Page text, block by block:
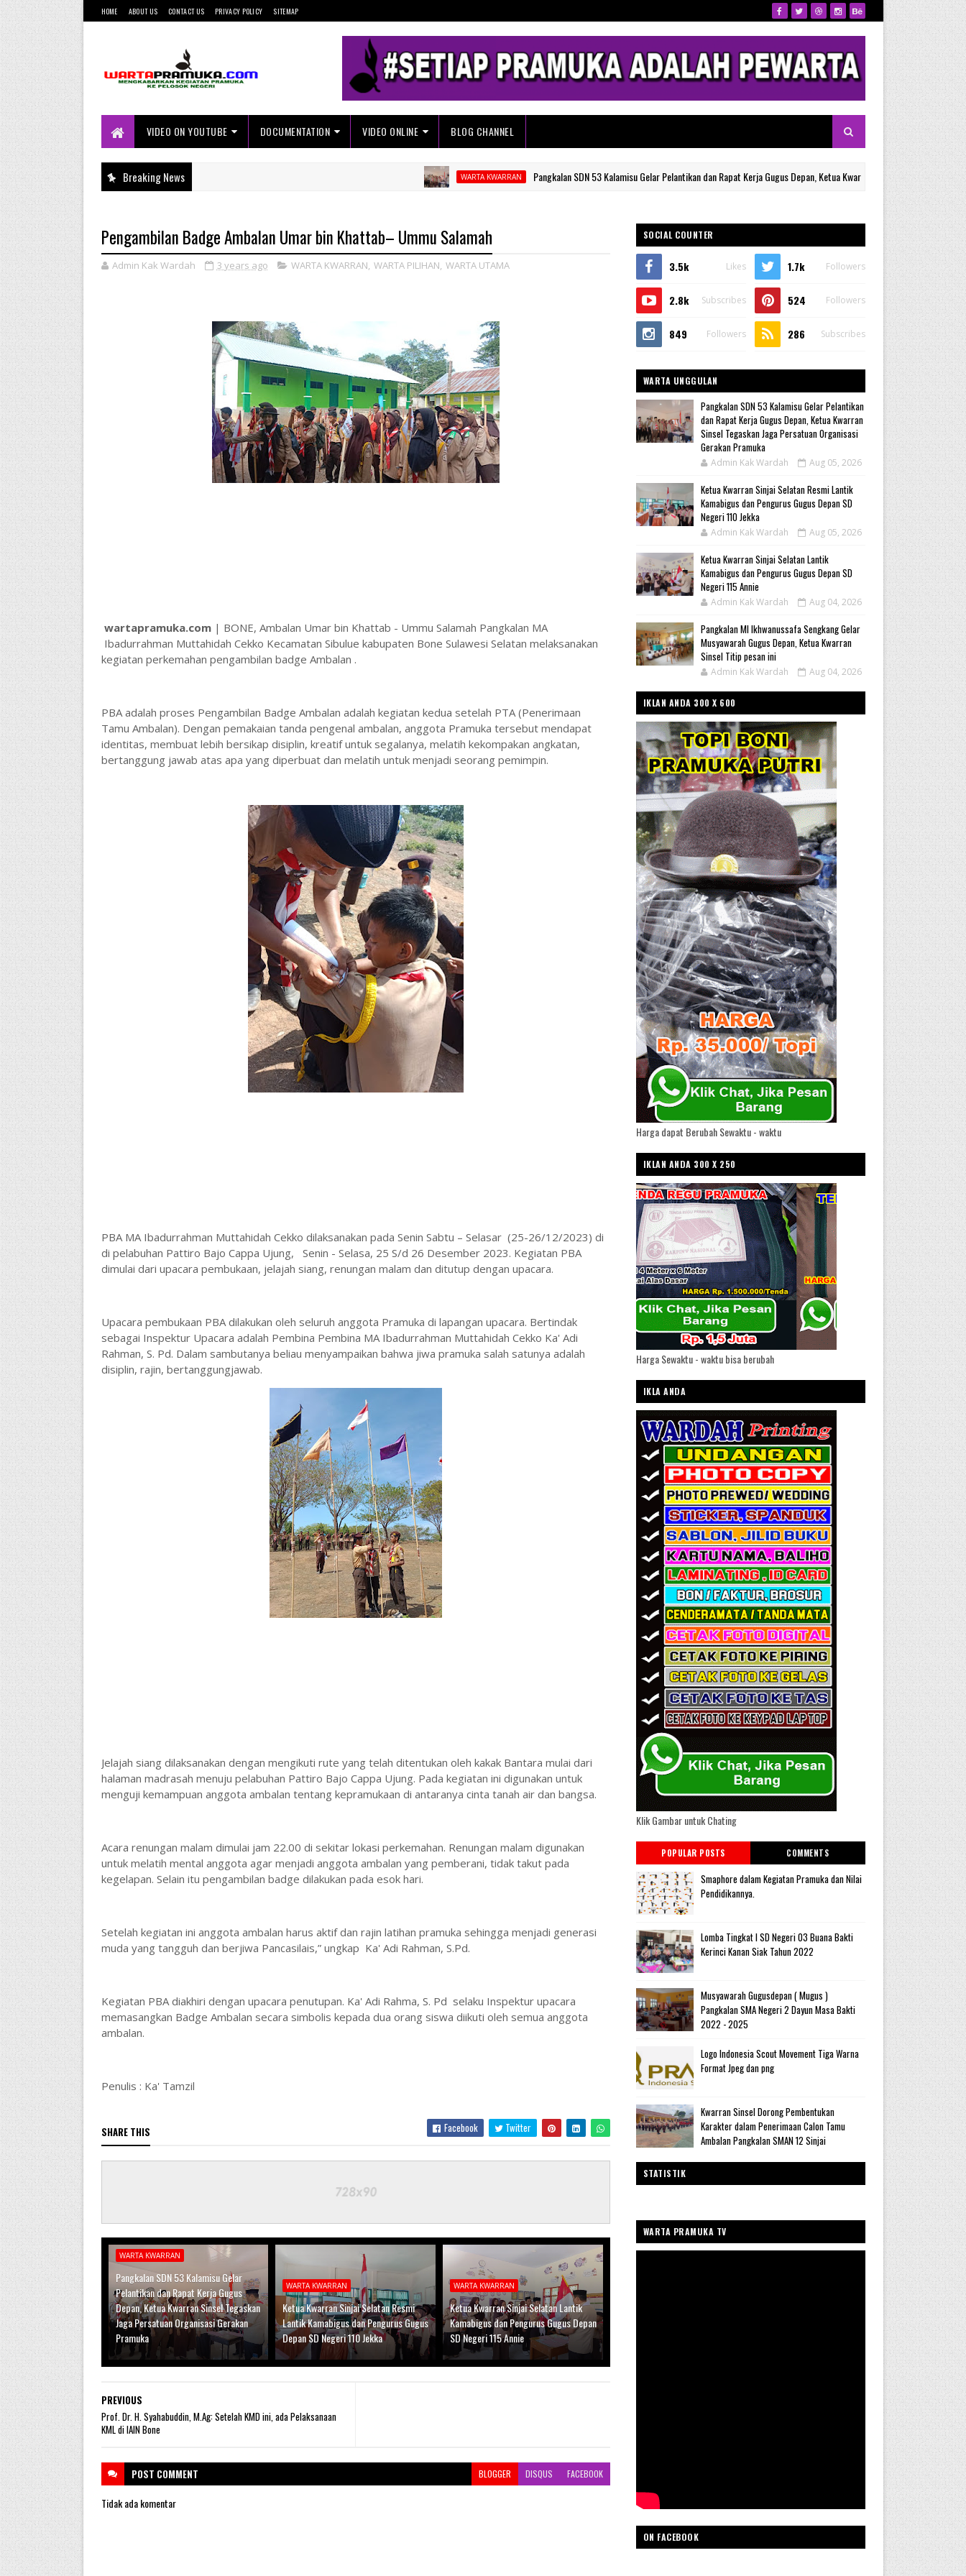
HOME ABOUT US CONTACT US PRIVACY POLICY SITEMAP
Pelosok Negeri
VIDEO ON YOUTUBE
DOCUMENTATION VIDEO ONLINE BLOG CHANNEL
Breaking News WARTA KWARRAN Pangkalan SDN 53 Kalamisu Gelar Pelantikan dan Rapat Kerja Gugus Depan, Ketua Kwarran Sinsel Tegaskan Jaga Persatuan
Pengambilan Badge Ambalan Umar bin Khattab– Ummu Salamah
Admin Kak Wardah 3 years ago WARTA KWARRAN, WARTA PILIHAN, WARTA UTAMA
wartapramuka.com| BONE, Ambalan Umar bin Khattab - Ummu Salamah Pangkalan MA
Ibadurrahman Muttahidah Cekko Kecamatan Sibulue kabupaten Bone Sulawesi Selatan melaksanakan
kegiatan perkemahan pengambilan badge Ambalan .
PBA adalah proses Pengambilan Badge Ambalan adalah kegiatan kedua setelah PTA (Penerimaan
Tamu Ambalan). Dengan pemakaian tanda pengenal ambalan, anggota Pramuka tersebut mendapat
identitas, membuat lebih bersikap disiplin, kreatif untuk segalanya, melatih kekompakan angkatan,
bertanggung jawab atas apa yang diperbuat dan melatih untuk menjadi seorang pemimpin.
PBA MA Ibadurrahman Muttahidah Cekko dilaksanakan pada Senin Sabtu – Selasar (25-26/12/2023) di
di pelabuhan Pattiro Bajo Cappa Ujung, Senin - Selasa, 25 S/d 26 Desember 2023. Kegiatan PBA
dimulai dari upacara pembukaan, jelajah siang, renungan malam dan ditutup dengan upacara.
Upacara pembukaan PBA dilakukan oleh seluruh anggota Pramuka di lapangan upacara. Bertindak
sebagai Inspektur Upacara adalah Pembina Pembina MA Ibadurrahman Muttahidah Cekko Ka' Adi
Rahman, S. Pd. Dalam sambutanya beliau menyampaikan bahwa jiwa pramuka salah satunya adalah
disiplin, rajin, bertanggungjawab.
Jelajah siang dilaksanakan dengan mengikuti rute yang telah ditentukan oleh kakak Bantara mulai dari
halaman madrasah menuju pelabuhan Pattiro Bajo Cappa Ujung. Pada kegiatan ini digunakan untuk
menguji kemampuan anggota ambalan tentang kepramukaan di antaranya cinta tanah air dan bangsa.
Acara renungan malam dimulai jam 22.00 di sekitar lokasi perkemahan. Renungan malam digunakan
untuk melatih mental anggota agar menjadi anggota ambalan yang pemberani, tidak takut pada
kegelapan. Selain itu pengambilan badge dilakukan pada esok hari.
Setelah kegiatan ini anggota ambalan harus aktif dan rajin latihan pramuka sehingga menjadi generasi
muda yang tangguh dan berjiwa Pancasilais,” ungkap Ka' Adi Rahman, S.Pd.
Kegiatan PBA diakhiri dengan upacara penutupan. Ka' Adi Rahma, S. Pd selaku Inspektur upacara
memasangkan Badge Ambalan secara simbolis kepada dua orang siswa diikuti oleh semua anggota
ambalan.
Penulis : Ka' Tamzil
SHARE THIS Facebook Twitter
WARTA KWARRAN
Pangkalan SDN 53 Kalamisu Gelar
Pelantikan dan Rapat Kerja Gugus
Depan, Ketua Kwarran Sinsel Tegaskan
Jaga Persatuan Organisasi Gerakan
Pramuka
WARTA KWARRAN
Ketua Kwarran Sinjai Selatan Resmi
Lantik Kamabigus dan Pengurus Gugus
Depan SD Negeri 110 Jekka
WARTA KWARRAN
Ketua Kwarran Sinjai Selatan Lantik
Kamabigus dan Pengurus Gugus Depan
SD Negeri 115 Annie
PREVIOUS
Prof. Dr. H. Syahabuddin, M.Ag: Setelah KMD ini, ada Pelaksanaan
KML di IAIN Bone
POST COMMENT BLOGGER DISQUS FACEBOOK
Tidak ada komentar
SOCIAL COUNTER
3.5k Likes 1.7k Followers
2.8k Subscribes 524 Followers
849 Followers 286 Subscribes
WARTA UNGGULAN
Pangkalan SDN 53 Kalamisu Gelar Pelantikan
dan Rapat Kerja Gugus Depan, Ketua Kwarran
Sinsel Tegaskan Jaga Persatuan Organisasi
Gerakan Pramuka
Admin Kak Wardah Aug 05, 2026
Ketua Kwarran Sinjai Selatan Resmi Lantik
Kamabigus dan Pengurus Gugus Depan SD
Negeri 110 Jekka
Admin Kak Wardah Aug 05, 2026
Ketua Kwarran Sinjai Selatan Lantik
Kamabigus dan Pengurus Gugus Depan SD
Negeri 115 Annie
Admin Kak Wardah Aug 04, 2026
Pangkalan MI Ikhwanussafa Sengkang Gelar
Musyawarah Gugus Depan, Ketua Kwarran
Sinsel Titip pesan ini
Admin Kak Wardah Aug 04, 2026
IKLAN ANDA 300 X 600
Harga dapat Berubah Sewaktu - waktu
IKLAN ANDA 300 X 250
Harga Sewaktu - waktu bisa berubah
IKLA ANDA
Klik Gambar untuk Chating
POPULAR POSTS COMMENTS
Smaphore dalam Kegiatan Pramuka dan Nilai
Pendidikannya.
Lomba Tingkat I SD Negeri 03 Buana Bakti
Kerinci Kanan Siak Tahun 2022
Musyawarah Gugusdepan ( Mugus )
Pangkalan SMA Negeri 2 Dayun Masa Bakti
2022 - 2025
Logo Indonesia Scout Movement Tiga Warna
Format Jpeg dan png
Kwarran Sinsel Dorong Pembentukan
Karakter dalam Penerimaan Calon Tamu
Ambalan Pangkalan SMAN 12 Sinjai
STATISTIK
WARTA PRAMUKA TV
ON FACEBOOK